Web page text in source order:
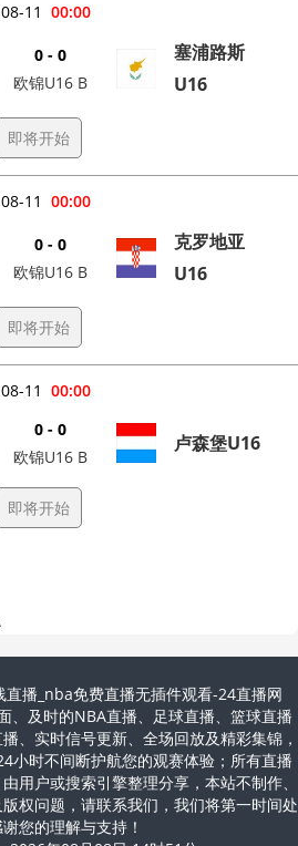
00:00
08-11
0 - 0
欧锦U16 B
塞浦路斯
U16
即将开始
00:00
08-11
0 - 0
欧锦U16 B
克罗地亚
U16
即将开始
00:00
08-11
0 - 0
欧锦U16 B
卢森堡U16
即将开始
播_nba免费直播无插件观看-24直播网
、及时的NBA直播、足球直播、篮球直播
、实时信号更新、全场回放及精彩集锦，
小时不间断护航您的观赛体验；所有直播
用户或搜索引擎整理分享，本站不制作、
权问题，请联系我们，我们将第一时间处
您的理解与支持！